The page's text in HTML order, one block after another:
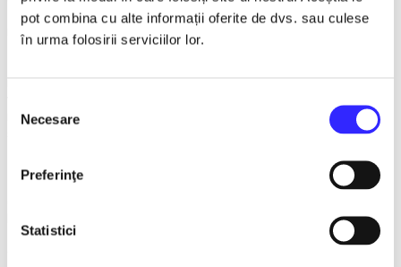
pot combina cu alte informații oferite de dvs. sau culese
în urma folosirii serviciilor lor.
consimțământului
Necesare
Preferinţe
Statistici
their
nosy neighbor?
man. Will she
Come and see the dynamics between the characters in
this